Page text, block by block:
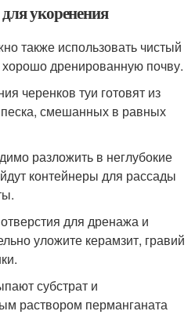
укоренения
также использовать чистый
хорошо дренированную почву.
черенков туи готовят из
смешанных в равных
разложить в неглубокие
контейнеры для рассады
для дренажа и
уложите керамзит, гравий
субстрат и
раствором перманганата